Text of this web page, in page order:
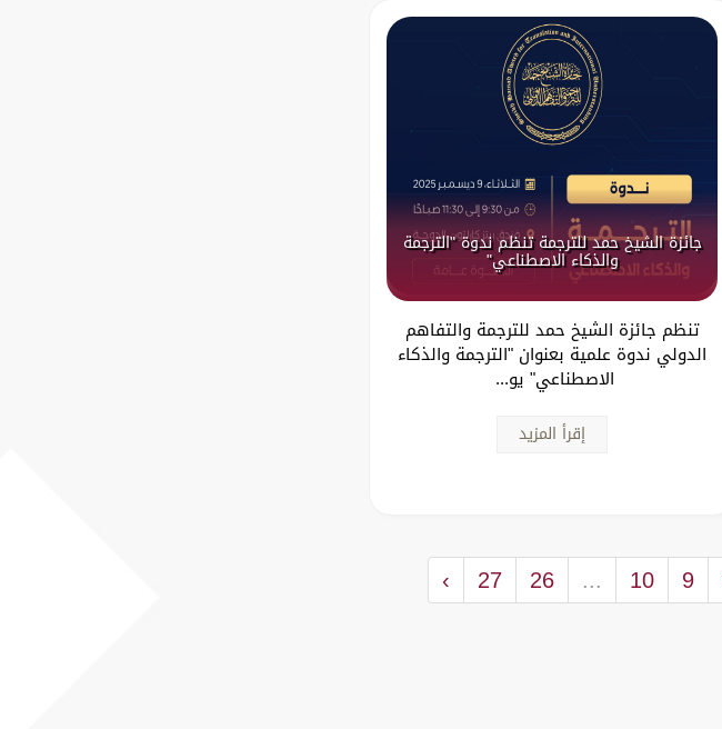
جائزة الشيخ حمد للترجمة تنظم ندوة "الترجمة
والذكاء الاصطناعي"
تنظم جائزة الشيخ حمد للترجمة والتفاهم
الدولي ندوة علمية بعنوان "الترجمة والذكاء
الاصطناعي" يو...
إقرأ المزيد
9
10
...
26
27
›